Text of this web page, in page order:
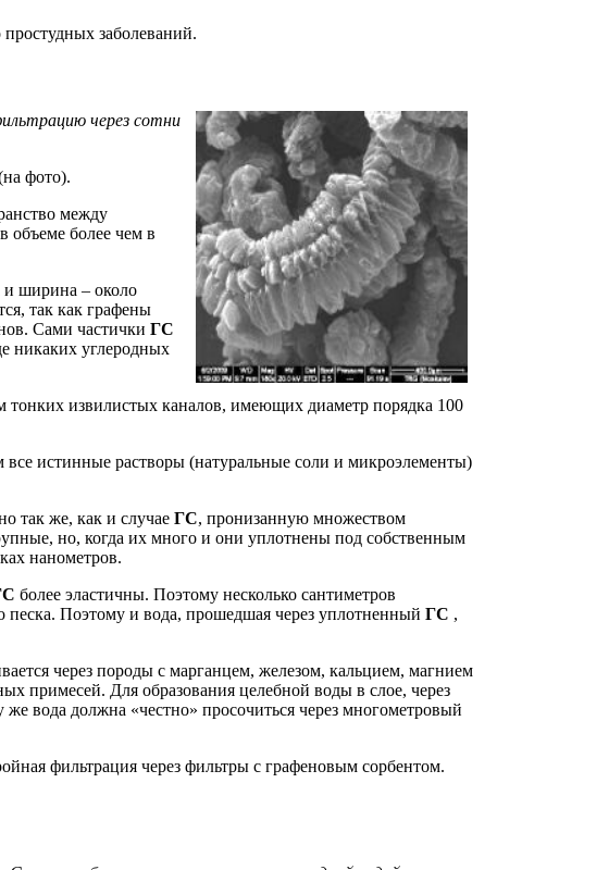
заболеваний.
через сотни
фото).
между
объеме более чем в
и ширина – около
так как графены
Сами частички ГС
никаких углеродных
тонких извилистых каналов, имеющих диаметр порядка 100
истинные растворы (натуральные соли и микроэлементы)
так же, как и случае ГС, пронизанную множеством
но, когда их много и они уплотнены под собственным
нанометров.
более эластичны. Поэтому несколько сантиметров
песка. Поэтому и вода, прошедшая через уплотненный ГС ,
через породы с марганцем, железом, кальцием, магнием
примесей. Для образования целебной воды в слое, через
вода должна «честно» просочиться через многометровый
фильтрация через фильтры c графеновым сорбентом.